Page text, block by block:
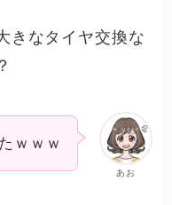
きなタイヤ交換な
あお
ｗｗｗ